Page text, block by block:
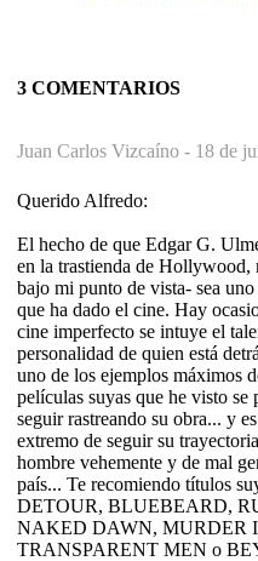
3 COMENTARIOS
Juan Carlos Vizcaíno - 18 de
Querido Alfredo:
El hecho de que Edgar G.
en la trastienda de Hollywood,
bajo mi punto de vista- sea
que ha dado el cine. Hay
cine imperfecto se intuye el
personalidad de quien está
uno de los ejemplos máximos
películas suyas que he visto
seguir rastreando su obra... y
extremo de seguir su
hombre vehemente y de mal
país... Te recomiendo títulos
DETOUR, BLUEBEARD,
NAKED DAWN, MURDER
TRANSPARENT MEN o